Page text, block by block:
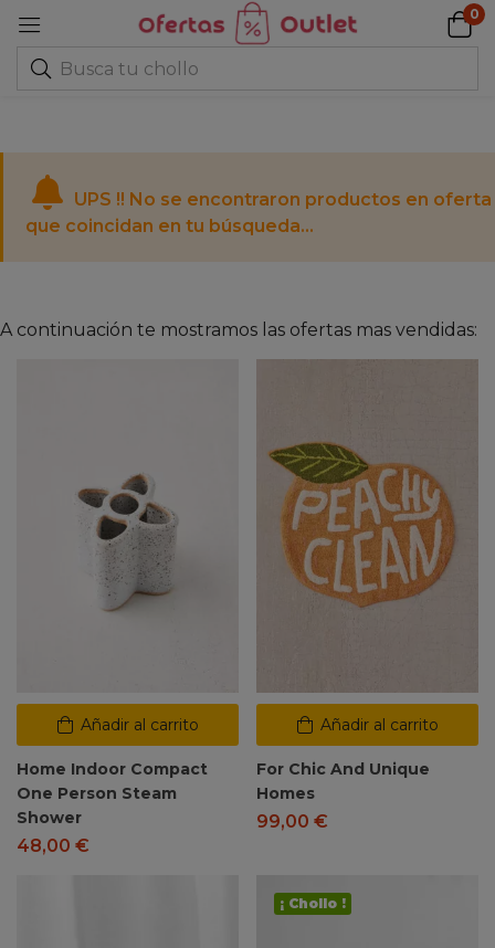
0
UPS !! No se encontraron productos en oferta
que coincidan en tu búsqueda...
A continuación te mostramos las ofertas mas vendidas:
Añadir al carrito
Home Indoor Compact
One Person Steam
Shower
48,00 €
Añadir al carrito
For Chic And Unique
Homes
99,00 €
¡ Chollo !